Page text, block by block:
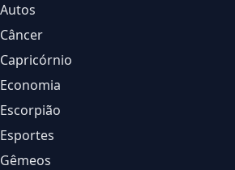
Autos
Câncer
Capricórnio
Economia
Escorpião
Esportes
Gêmeos